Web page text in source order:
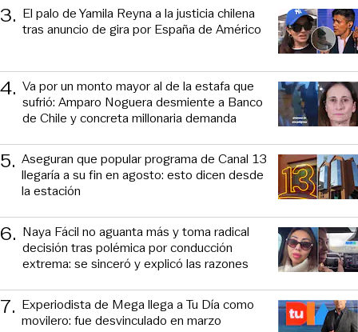
3. El palo de Yamila Reyna a la justicia chilena
tras anuncio de gira por España de Américo
4. Va por un monto mayor al de la estafa que
sufrió: Amparo Noguera desmiente a Banco
de Chile y concreta millonaria demanda
5. Aseguran que popular programa de Canal 13
llegaría a su fin en agosto: esto dicen desde
la estación
6. Naya Fácil no aguanta más y toma radical
decisión tras polémica por conducción
extrema: se sinceró y explicó las razones
7. Experiodista de Mega llega a Tu Día como
movilero: fue desvinculado en marzo